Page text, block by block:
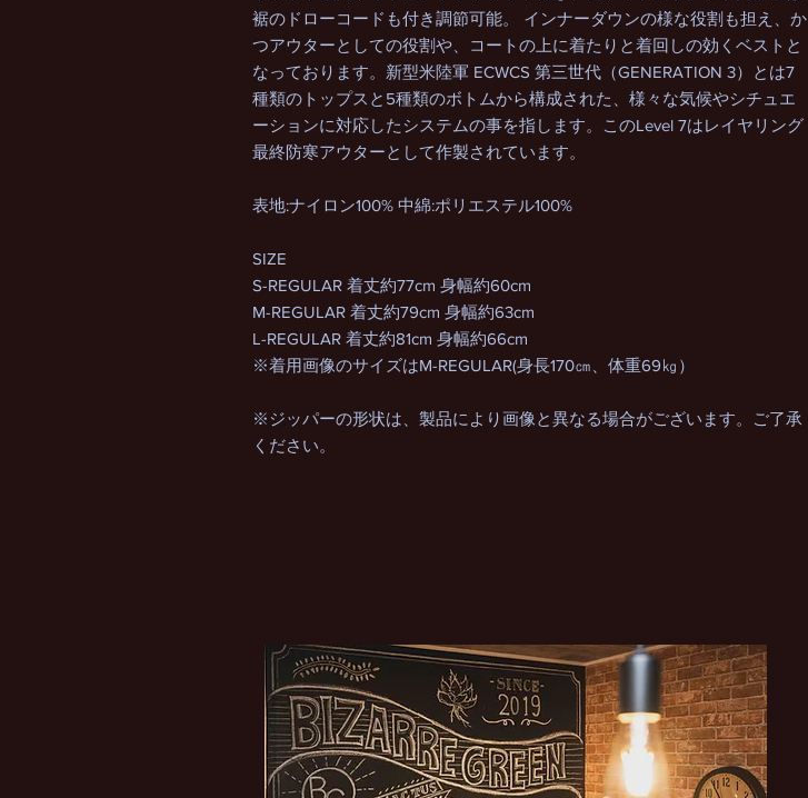
裾のドローコードも付き調節可能。 インナーダウンの様な役割も担え、か
つアウターとしての役割や、コートの上に着たりと着回しの効くベストと
なっております。新型米陸軍 ECWCS 第三世代（GENERATION 3）とは7
種類のトップスと5種類のボトムから構成された、様々な気候やシチュエ
ーションに対応したシステムの事を指します。このLevel 7はレイヤリング
最終防寒アウターとして作製されています。
表地:ナイロン100% 中綿:ポリエステル100%
SIZE
S-REGULAR 着丈約77cm 身幅約60cm
M-REGULAR 着丈約79cm 身幅約63cm
L-REGULAR 着丈約81cm 身幅約66cm
※着用画像のサイズはM-REGULAR(身長170㎝、体重69㎏）
※ジッパーの形状は、製品により画像と異なる場合がございます。ご了承
ください。